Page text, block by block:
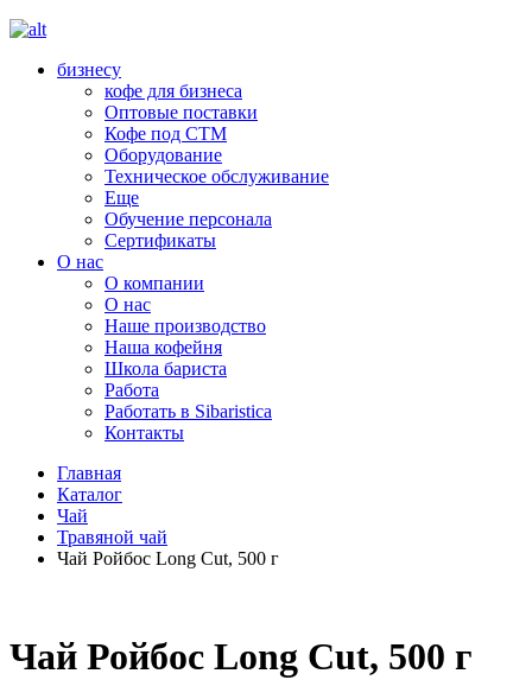
бизнесу
кофе для бизнеса
Оптовые поставки
Кофе под СТМ
Оборудование
Техническое обслуживание
Еще
Обучение персонала
Сертификаты
О нас
O компании
О нас
Наше производство
Наша кофейня
Школа бариста
Работа
Работать в Sibaristica
Контакты
Главная
Каталог
Чай
Травяной чай
Чай Ройбос Long Cut, 500 г
Чай Ройбос Long Cut, 500 г